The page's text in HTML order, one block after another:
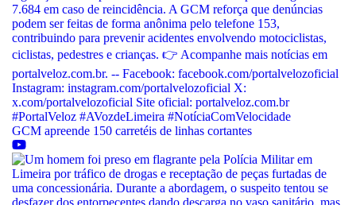
GCM apreende 150 carretéis de linhas cortantes